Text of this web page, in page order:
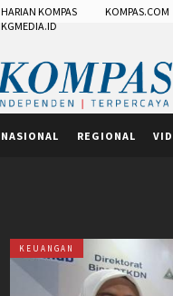
HARIAN KOMPAS KOMPAS.COM
KGMEDIA.ID
NASIONAL REGIONAL
KEUANGAN